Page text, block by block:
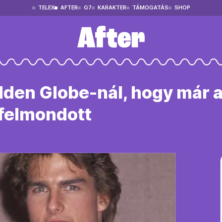
TELEX AFTER G7 KARAKTER TÁMOGATÁS SHOP
Globe-nál, hogy már